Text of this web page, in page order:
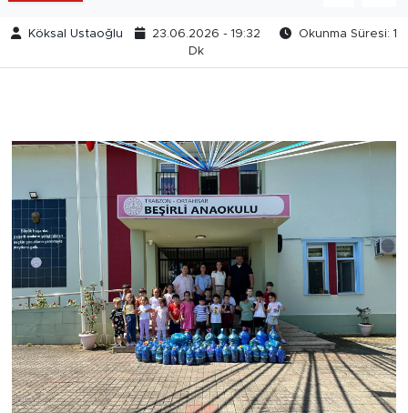
Köksal Ustaoğlu 23.06.2026 - 19:32
Okunma Süresi: 1
Dk